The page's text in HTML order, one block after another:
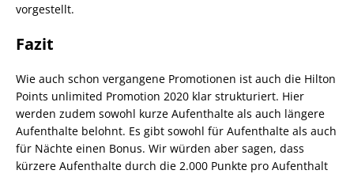
vorgestellt.
Fazit
Wie auch schon vergangene Promotionen ist auch die Hilton
Points unlimited Promotion 2020 klar strukturiert. Hier
werden zudem sowohl kurze Aufenthalte als auch längere
Aufenthalte belohnt. Es gibt sowohl für Aufenthalte als auch
für Nächte einen Bonus. Wir würden aber sagen, dass
kürzere Aufenthalte durch die 2.000 Punkte pro Aufenthalt